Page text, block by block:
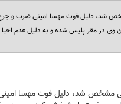
شد، دلیل فوت مهسا امینی ضرب و
در مقر پلیس شده و به دلیل عدم
مشخص شد، دلیل فوت مهسا